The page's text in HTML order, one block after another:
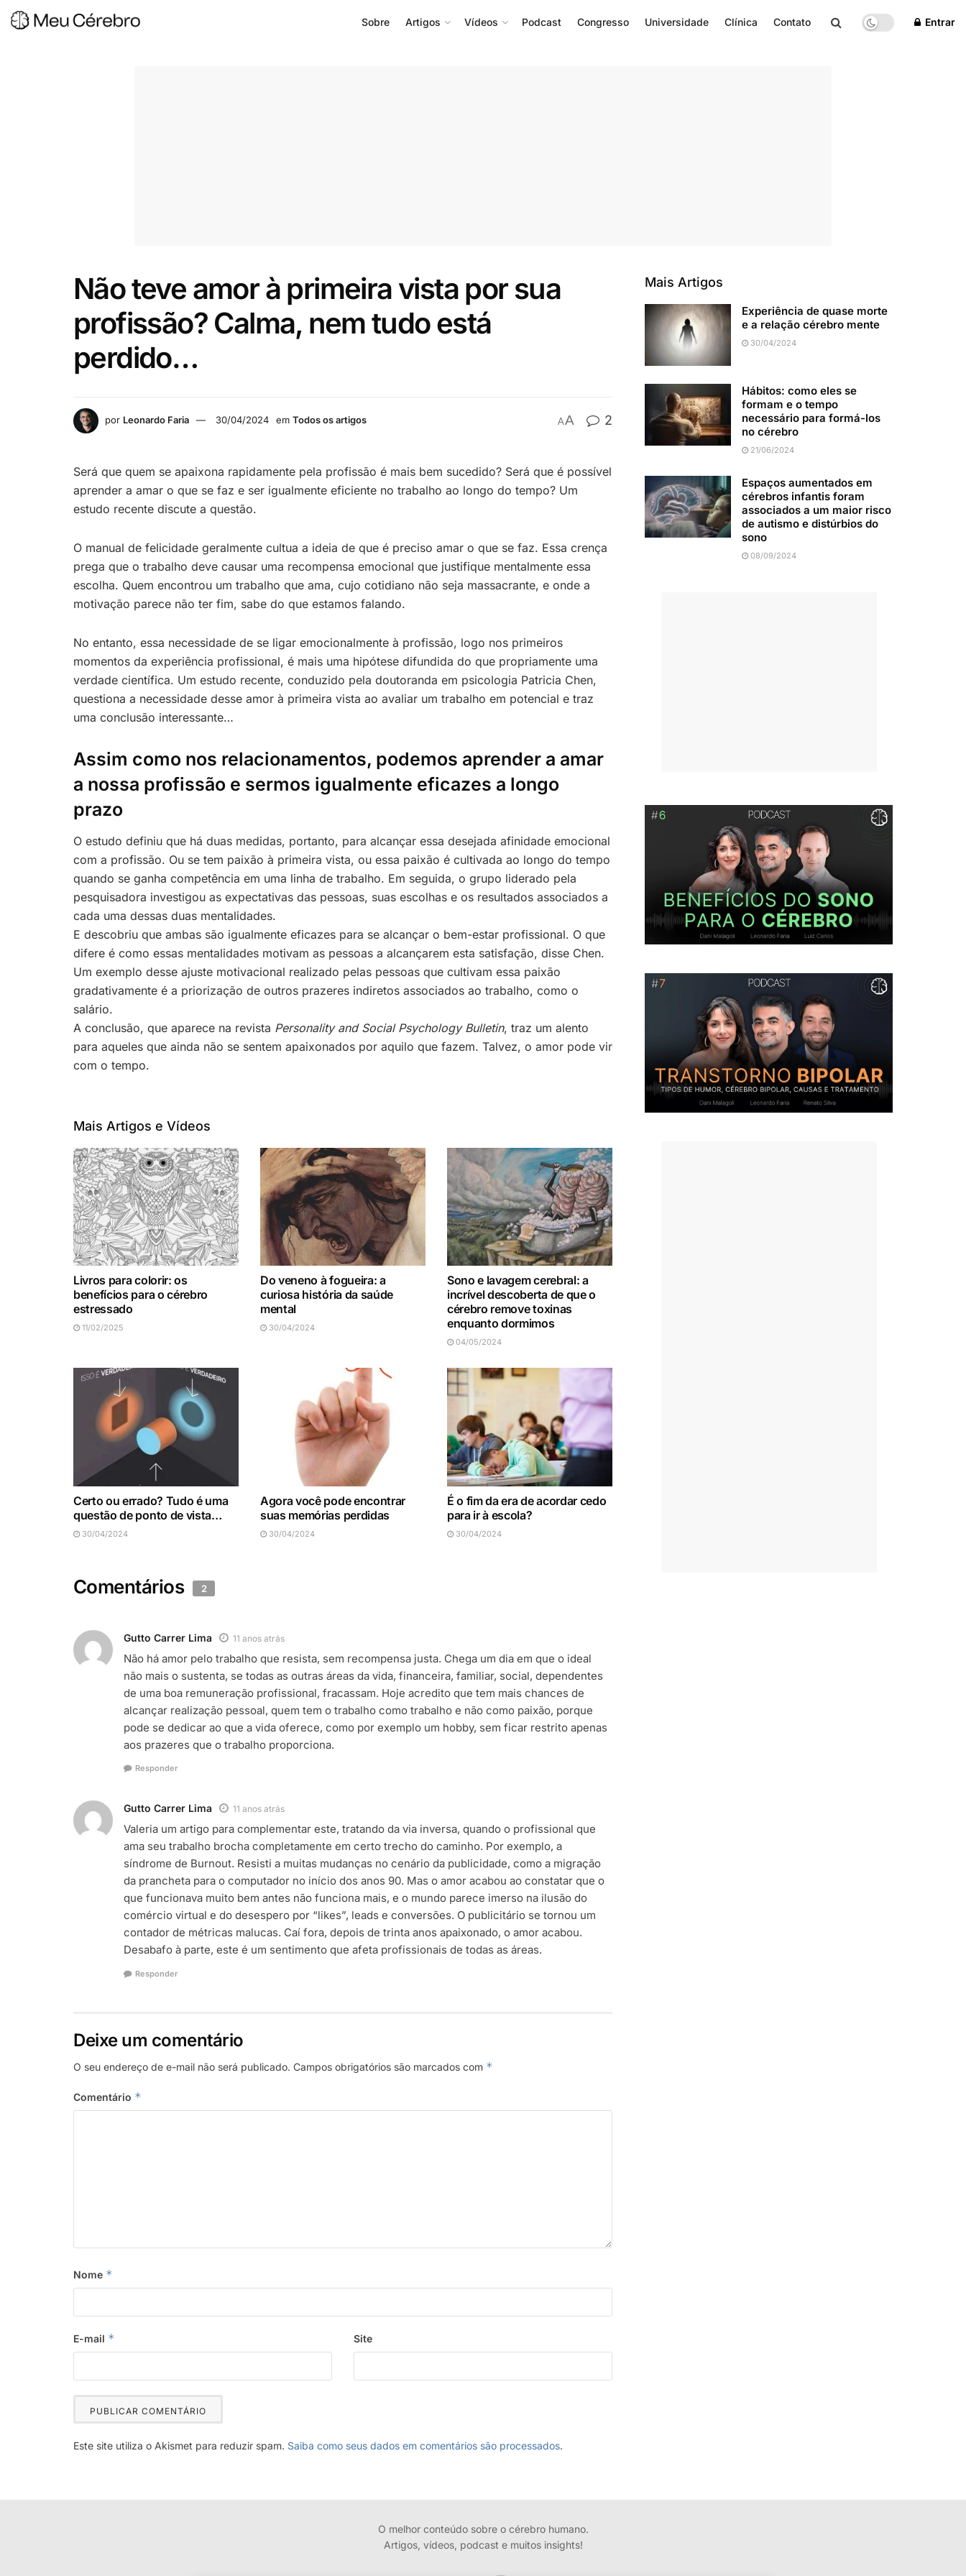
Sobre Artigos Vídeos Podcast Congresso Universidade Clínica Contato Entrar
Não teve amor à primeira vista por sua
profissão? Calma, nem tudo está
perdido…
por Leonardo Faria 30/04/2024 em Todos os artigos AA 2
Será que quem se apaixona rapidamente pela profissão é mais bem sucedido? Será que é possível
aprender a amar o que se faz e ser igualmente eficiente no trabalho ao longo do tempo? Um
estudo recente discute a questão.
O manual de felicidade geralmente cultua a ideia de que é preciso amar o que se faz. Essa crença
prega que o trabalho deve causar uma recompensa emocional que justifique mentalmente essa
escolha. Quem encontrou um trabalho que ama, cujo cotidiano não seja massacrante, e onde a
motivação parece não ter fim, sabe do que estamos falando.
No entanto, essa necessidade de se ligar emocionalmente à profissão, logo nos primeiros
momentos da experiência profissional, é mais uma hipótese difundida do que propriamente uma
verdade científica. Um estudo recente, conduzido pela doutoranda em psicologia Patricia Chen,
questiona a necessidade desse amor à primeira vista ao avaliar um trabalho em potencial e traz
uma conclusão interessante…
Assim como nos relacionamentos, podemos aprender a amar
a nossa profissão e sermos igualmente eficazes a longo
prazo
O estudo definiu que há duas medidas, portanto, para alcançar essa desejada afinidade emocional
com a profissão. Ou se tem paixão à primeira vista, ou essa paixão é cultivada ao longo do tempo
quando se ganha competência em uma linha de trabalho. Em seguida, o grupo liderado pela
pesquisadora investigou as expectativas das pessoas, suas escolhas e os resultados associados a
cada uma dessas duas mentalidades.
E descobriu que ambas são igualmente eficazes para se alcançar o bem-estar profissional. O que
difere é como essas mentalidades motivam as pessoas a alcançarem esta satisfação, disse Chen.
Um exemplo desse ajuste motivacional realizado pelas pessoas que cultivam essa paixão
gradativamente é a priorização de outros prazeres indiretos associados ao trabalho, como o
salário.
A conclusão, que aparece na revista Personality and Social Psychology Bulletin, traz um alento
para aqueles que ainda não se sentem apaixonados por aquilo que fazem. Talvez, o amor pode vir
com o tempo.
Mais Artigos e Vídeos
Livros para colorir: os
benefícios para o cérebro
estressado
11/02/2025
Do veneno à fogueira: a
curiosa história da saúde
mental
30/04/2024
Sono e lavagem cerebral: a
incrível descoberta de que o
cérebro remove toxinas
enquanto dormimos
04/05/2024
Certo ou errado? Tudo é uma
questão de ponto de vista…
30/04/2024
Agora você pode encontrar
suas memórias perdidas
30/04/2024
É o fim da era de acordar cedo
para ir à escola?
30/04/2024
Comentários 2
Gutto Carrer Lima 11 anos atrás
Não há amor pelo trabalho que resista, sem recompensa justa. Chega um dia em que o ideal
não mais o sustenta, se todas as outras áreas da vida, financeira, familiar, social, dependentes
de uma boa remuneração profissional, fracassam. Hoje acredito que tem mais chances de
alcançar realização pessoal, quem tem o trabalho como trabalho e não como paixão, porque
pode se dedicar ao que a vida oferece, como por exemplo um hobby, sem ficar restrito apenas
aos prazeres que o trabalho proporciona.
Responder
Gutto Carrer Lima 11 anos atrás
Valeria um artigo para complementar este, tratando da via inversa, quando o profissional que
ama seu trabalho brocha completamente em certo trecho do caminho. Por exemplo, a
síndrome de Burnout. Resisti a muitas mudanças no cenário da publicidade, como a migração
da prancheta para o computador no início dos anos 90. Mas o amor acabou ao constatar que o
que funcionava muito bem antes não funciona mais, e o mundo parece imerso na ilusão do
comércio virtual e do desespero por “likes”, leads e conversões. O publicitário se tornou um
contador de métricas malucas. Caí fora, depois de trinta anos apaixonado, o amor acabou.
Desabafo à parte, este é um sentimento que afeta profissionais de todas as áreas.
Responder
Deixe um comentário
O seu endereço de e-mail não será publicado. Campos obrigatórios são marcados com *
Comentário *
Nome *
E-mail * Site
Este site utiliza o Akismet para reduzir spam. Saiba como seus dados em comentários são processados.
Mais Artigos
Experiência de quase morte
e a relação cérebro mente
30/04/2024
Hábitos: como eles se
formam e o tempo
necessário para formá-los
no cérebro
21/06/2024
Espaços aumentados em
cérebros infantis foram
associados a um maior risco
de autismo e distúrbios do
sono
08/09/2024
O melhor conteúdo sobre o cérebro humano.
Artigos, vídeos, podcast e muitos insights!